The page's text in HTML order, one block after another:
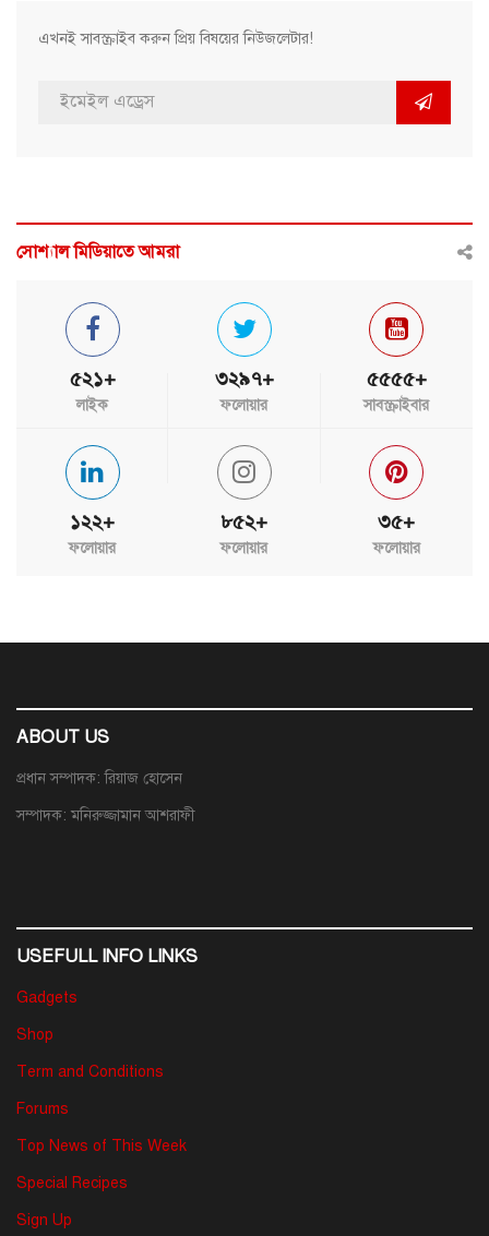
এখনই সাবস্ক্রাইব করুন প্রিয় বিষয়ের নিউজলেটার!
সোশ্যাল মিডিয়াতে আমরা
৫২১+
লাইক
৩২৯৭+
ফলোয়ার
৫৫৫৫+
সাবস্ক্রাইবার
১২২+
ফলোয়ার
৮৫২+
ফলোয়ার
৩৫+
ফলোয়ার
ABOUT US
প্রধান সম্পাদক: রিয়াজ হোসেন
সম্পাদক: মনিরুজ্জামান আশরাফী
USEFULL INFO LINKS
Gadgets
Shop
Term and Conditions
Forums
Top News of This Week
Special Recipes
Sign Up